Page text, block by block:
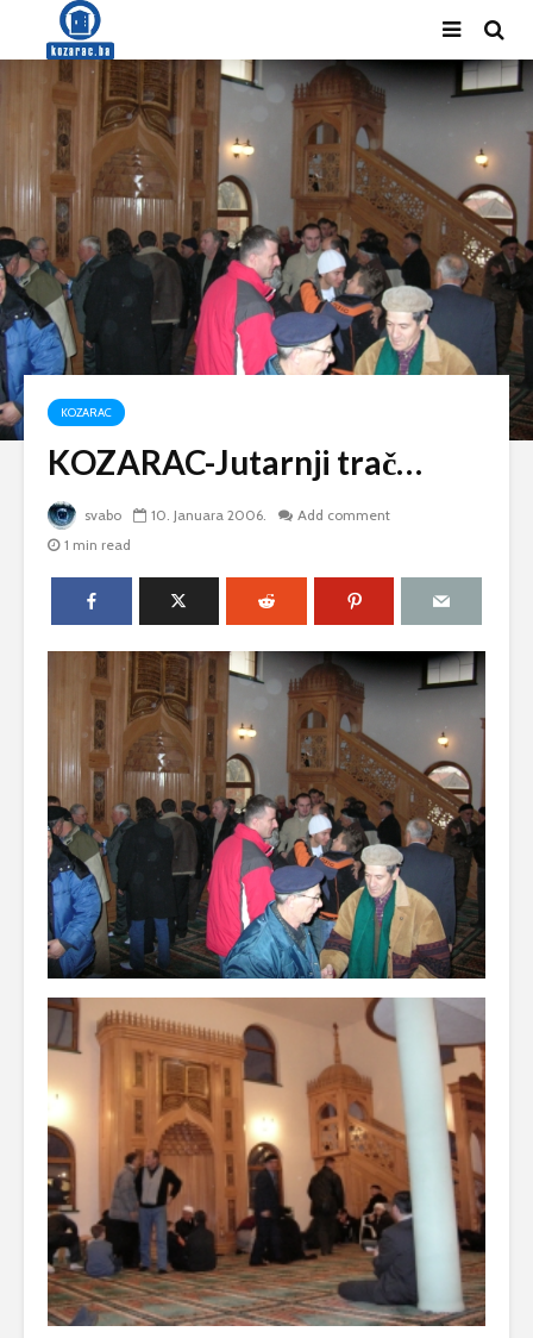
KOZARAC
KOZARAC-Jutarnji trač…
svabo 10. Januara 2006.
Add comment
1 min read